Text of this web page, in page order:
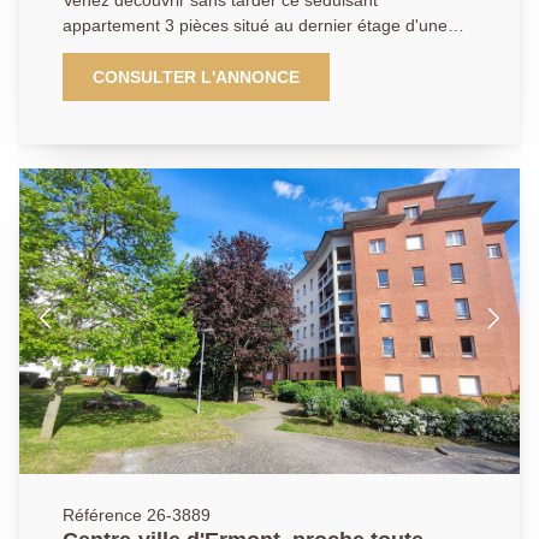
appartement 3 pièces situé au dernier étage d'une
résidence de 2014 de bon standing et parfaitement
entretenue en centre-ville d'Ermont. D'une surface
carrez de 65,39 m² , l'appartement s'agence ainsi:
équipée, l'ensemble offrant un espace confortable et
convivial de 32 m² prolongé d'un grand balcon.
L'espace nuit desservi par un dégagement avec
penderie, comprend 2 chambres dont une avec
penderie, salle de bains fonctionnelle avec double
vasque, et WC indépendant avec coin buanderie.
Vous disposerez d'une place de parking privative en
sous-sol sécurisé. Local vélos à disposition dans la
résidence également. Evoluant dans un
environnement apprécié pour sa tranquillité ambiante,
cette résidence jouit par ailleurs d'une localisation
qualitative et très pratique, à 20 minutes en train porte
à porte de Paris. Vous serez situés à deux pas de la
gare d'Ermont-Halte, moins de 10 minutes à pied de
la gare de Cernay et à environ 15 minutes à pied du
CONSULTER L'ANNONCE
Référence 26-3889